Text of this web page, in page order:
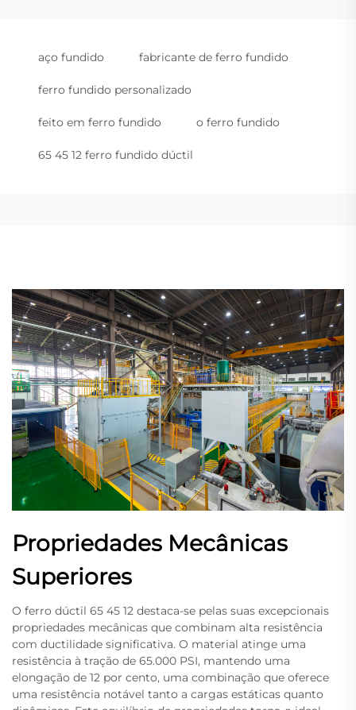
aço fundido fabricante de ferro fundido
ferro fundido personalizado
feito em ferro fundido o ferro fundido
65 45 12 ferro fundido dúctil
Propriedades Mecânicas
Superiores
O ferro dúctil 65 45 12 destaca-se pelas suas excepcionais
propriedades mecânicas que combinam alta resistência
com ductilidade significativa. O material atinge uma
resistência à tração de 65.000 PSI, mantendo uma
elongação de 12 por cento, uma combinação que oferece
uma resistência notável tanto a cargas estáticas quanto